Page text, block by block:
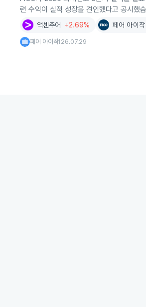
련 수익이 실적 성장을 견인했다고 공시했
액센추어 +2.69% 페어 아이작
페어 아이작 26.07.29